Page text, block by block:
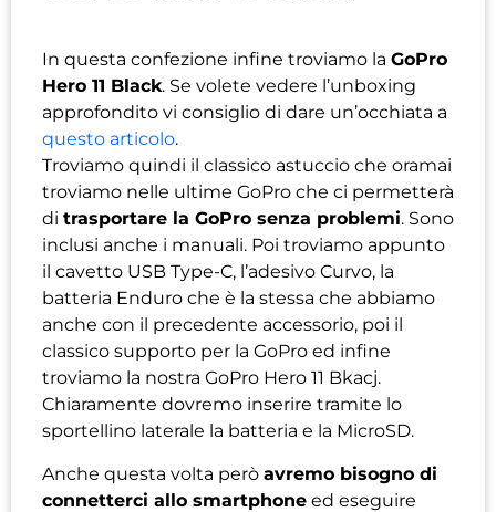
In questa confezione infine troviamo la GoPro
Hero 11 Black. Se volete vedere l’unboxing
approfondito vi consiglio di dare un’occhiata a
questo articolo.
Troviamo quindi il classico astuccio che oramai
troviamo nelle ultime GoPro che ci permetterà
di trasportare la GoPro senza problemi. Sono
inclusi anche i manuali. Poi troviamo appunto
il cavetto USB Type-C, l’adesivo Curvo, la
batteria Enduro che è la stessa che abbiamo
anche con il precedente accessorio, poi il
classico supporto per la GoPro ed infine
troviamo la nostra GoPro Hero 11 Bkacj.
Chiaramente dovremo inserire tramite lo
sportellino laterale la batteria e la MicroSD.
Anche questa volta però avremo bisogno di
connetterci allo smartphone ed eseguire